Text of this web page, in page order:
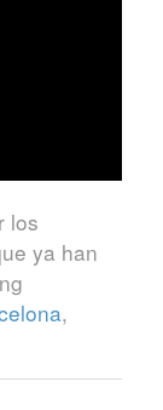
los
ya han
,